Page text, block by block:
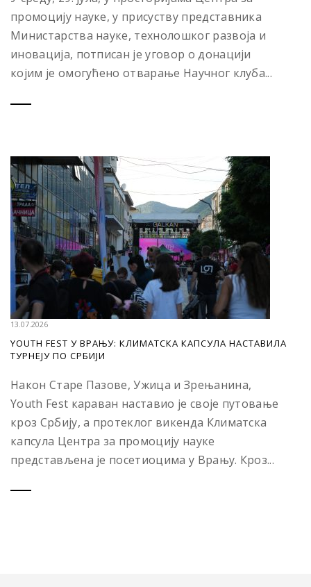
промоцију науке, у присуству представника
Министарства науке, технолошког развоја и
иновација, потписан је уговор о донацији
којим је омогућено отварање Научног клуба...
13.07.2026
YOUTH FEST У ВРАЊУ: КЛИМАТСКА КАПСУЛА НАСТАВИЛА
ТУРНЕЈУ ПО СРБИЈИ
Након Старе Пазове, Ужица и Зрењанина,
Youth Fest караван наставио је своје путовање
кроз Србију, а протеклог викенда Климатска
капсула Центра за промоцију науке
представљена је посетиоцима у Врању. Кроз...